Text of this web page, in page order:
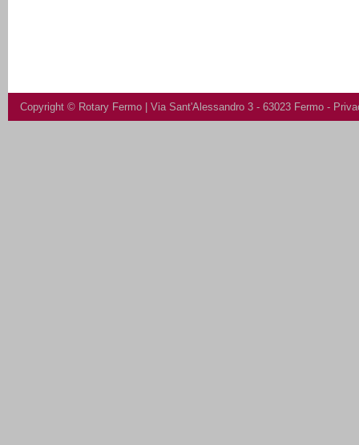
Copyright © Rotary Fermo | Via Sant'Alessandro 3 - 63023 Fermo -